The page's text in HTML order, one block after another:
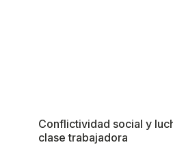
Conflictividad social y
clase trabajadora